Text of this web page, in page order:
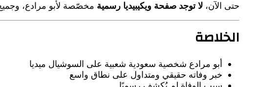
حتى الآن، لا توجد صفحة ويكيبيديا رسمية مخصّصة لأبو مرادع،
الخلاصة
أبو مرادع شخصية سعودية شعبية على السوشيال ميديا
خبر وفاته حقيقي ومتداول على نطاق واسع